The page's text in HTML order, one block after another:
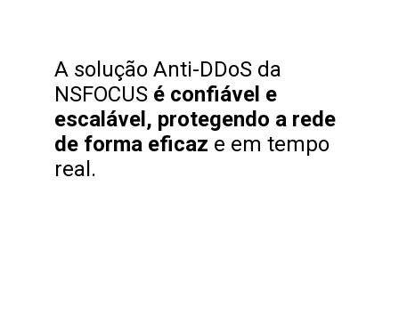
A solução Anti-DDoS da
NSFOCUS é confiável e
escalável, protegendo a rede
de forma eficaz e em tempo
real.